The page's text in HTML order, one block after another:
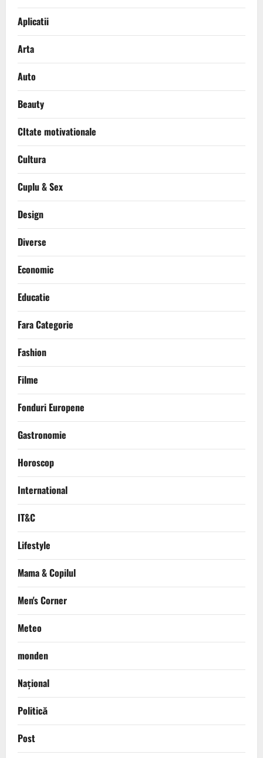
Aplicatii
Arta
Auto
Beauty
CItate motivationale
Cultura
Cuplu & Sex
Design
Diverse
Economic
Educatie
Fara Categorie
Fashion
Filme
Fonduri Europene
Gastronomie
Horoscop
International
IT&C
Lifestyle
Mama & Copilul
Men's Corner
Meteo
monden
Național
Politică
Post